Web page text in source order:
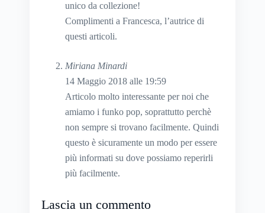
unico da collezione!
Complimenti a Francesca, l’autrice di
questi articoli.
Miriana Minardi
14 Maggio 2018 alle 19:59
Articolo molto interessante per noi che
amiamo i funko pop, soprattutto perchè
non sempre si trovano facilmente. Quindi
questo è sicuramente un modo per essere
più informati su dove possiamo reperirli
più facilmente.
Lascia un commento